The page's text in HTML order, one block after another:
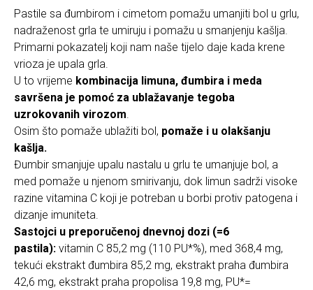
Pastile sa đumbirom i cimetom pomažu umanjiti bol u grlu,
nadraženost grla te umiruju i pomažu u smanjenju kašlja.
Primarni pokazatelj koji nam naše tijelo daje kada krene
vrioza je upala grla.
U to vrijeme kombinacija limuna, đumbira i meda
savršena je pomoć za ublažavanje tegoba
uzrokovanih virozom.
Osim što pomaže ublažiti bol, pomaže i u olakšanju
kašlja.
Đumbir smanjuje upalu nastalu u grlu te umanjuje bol, a
med pomaže u njenom smirivanju, dok limun sadrži visoke
razine vitamina C koji je potreban u borbi protiv patogena i
dizanje imuniteta.
Sastojci u preporučenoj dnevnoj dozi (=6
pastila): vitamin C 85,2 mg (110 PU*%), med 368,4 mg,
tekući ekstrakt đumbira 85,2 mg, ekstrakt praha đumbira
42,6 mg, ekstrakt praha propolisa 19,8 mg, PU*=